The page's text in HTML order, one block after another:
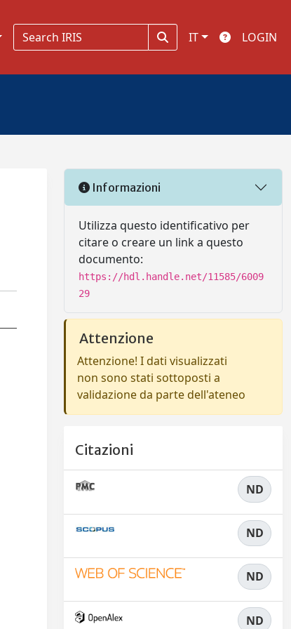
IT LOGIN
Informazioni
Utilizza questo identificativo per
citare o creare un link a questo
documento:
https://hdl.handle.net/11585/6009
29
Attenzione
Attenzione! I dati visualizzati
non sono stati sottoposti a
validazione da parte dell'ateneo
Citazioni
ND
ND
ND
ND